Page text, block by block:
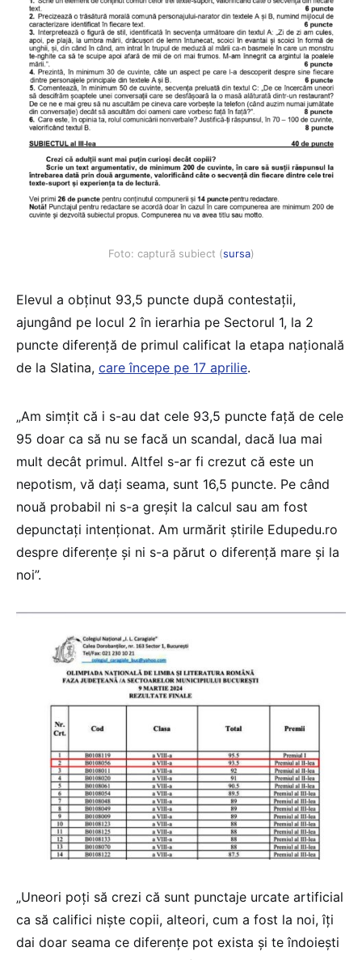
Foto: captură subiect (sursa)
Elevul a obținut 93,5 puncte după contestații,
ajungând pe locul 2 în ierarhia pe Sectorul 1, la 2
puncte diferență de primul calificat la etapa națională
de la Slatina, care începe pe 17 aprilie.
„Am simțit că i s-au dat cele 93,5 puncte față de cele
95 doar ca să nu se facă un scandal, dacă lua mai
mult decât primul. Altfel s-ar fi crezut că este un
nepotism, vă dați seama, sunt 16,5 puncte. Pe când
nouă probabil ni s-a greșit la calcul sau am fost
depunctați intenționat. Am urmărit știrile Edupedu.ro
despre diferențe și ni s-a părut o diferență mare și la
noi”.
„Uneori poți să crezi că sunt punctaje urcate artificial
ca să califici niște copii, alteori, cum a fost la noi, îți
dai doar seama ce diferențe pot exista și te îndoiești